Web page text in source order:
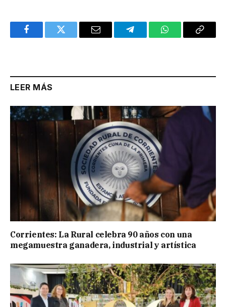
FacebookTwitter Email TelegramWhatsAppCopy
LEER MÁS
Corrientes: La Rural celebra 90 años con una
megamuestra ganadera, industrial y artística